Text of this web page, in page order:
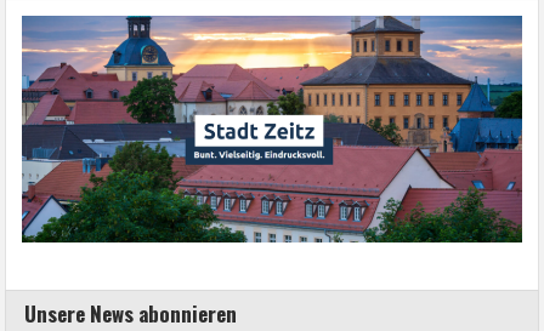
Unsere News abonnieren